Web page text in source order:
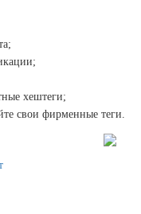
хештеги;
свои фирменные теги.